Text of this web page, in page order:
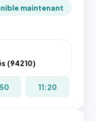
maintenant
(94210)
11:20